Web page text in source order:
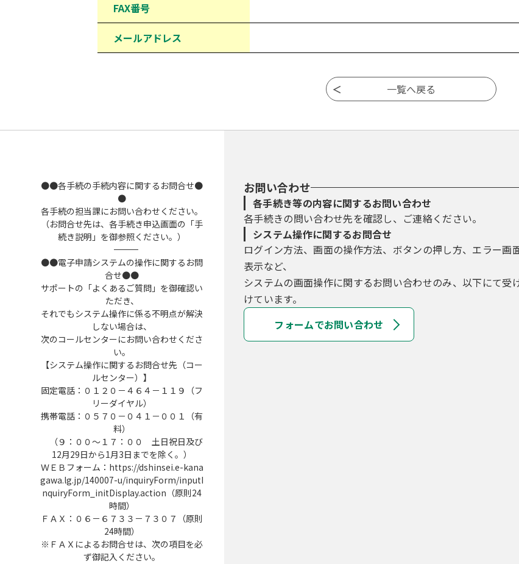
FAX番号
メールアドレス
●●各手続の手続内容に関するお問合せ●
●
各手続の担当課にお問い合わせください。
（お問合せ先は、各手続き申込画面の「手
続き説明」を御参照ください。）
――――――――――――――――――――――――――――――――――――――――――――――――――
●●電子申請システムの操作に関するお問
合せ●●
サポートの「よくあるご質問」を御確認い
ただき、
それでもシステム操作に係る不明点が解決
しない場合は、
次のコールセンターにお問い合わせくださ
い。
【システム操作に関するお問合せ先（コー
ルセンター）】
固定電話：０１２０－４６４－１１９（フ
リーダイヤル）
携帯電話：０５７０－０４１－００１（有
料）
（９：００～１７：００ 土日祝日及び
12月29日から1月3日までを除く。）
ＷＥＢフォーム：https://dshinsei.e-kana
gawa.lg.jp/140007-u/inquiryForm/inputI
nquiryForm_initDisplay.action（原則24
時間）
ＦＡＸ：０６－６７３３－７３０７（原則
24時間）
※ＦＡＸによるお問合せは、次の項目を必
ず御記入ください。
お問い合わせ
各手続き等の内容に関するお問い合わせ
各手続きの問い合わせ先を確認し、ご連絡ください。
システム操作に関するお問合せ
ログイン方法、画面の操作方法、ボタンの押し方、エラー画
表示など、
システムの画面操作に関するお問い合わせのみ、以下にて受
けています。
フォームでお問い合わせ